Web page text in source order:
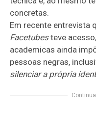
concretas.
Em recente entrevista
Facetubesteve
academicas ainda
pessoas negras,
silenciar a própria